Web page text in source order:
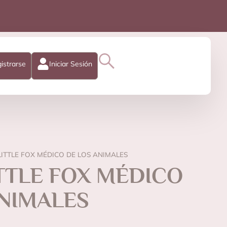
Iniciar Sesión
FOX MÉDICO DE LOS ANIMALES
FOX MÉDICO